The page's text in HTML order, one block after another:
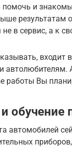
помочь и
результатам
в сервис, а к
входит
работы Вы
обучение
автомобилей